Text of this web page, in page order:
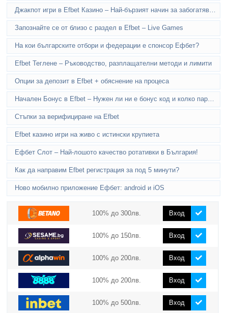
Запознайте се от близо с раздел в Efbet – Live Games
На кои българските отбори и федерации е спонсор Ефбет?
Efbet Теглене – Ръководство, разплащателни методи и лимити
Опции за депозит в Efbet + обяснение на процеса
Стъпки за верифициране на Efbet
Efbet казино игри на живо с истински крупиета
Ефбет Слот – Най-лошото качество ротативки в България!
Как да направим Efbet регистрация за под 5 минути?
Ново мобилно приложение Ефбет: android и iOS
100% до 300лв. Вход
100% до 150лв. Вход
100% до 200лв. Вход
100% до 200лв. Вход
100% до 500лв. Вход